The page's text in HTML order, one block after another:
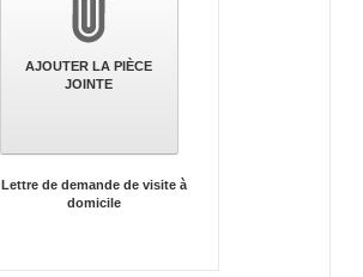
AJOUTER LA PIÈCE
JOINTE
Lettre de demande de visite à
domicile